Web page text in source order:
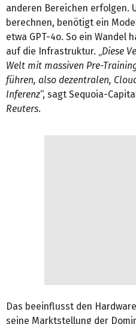
anderen Bereichen erfolgen.
berechnen, benötigt ein
etwa GPT-4o. So ein Wandel
auf die Infrastruktur. „ Diese
Welt mit massiven Pre-
führen, also dezentralen,
Inferenz“, sagt Sequoia-
Reuters.
Das beeinflusst den
seine Marktstellung der